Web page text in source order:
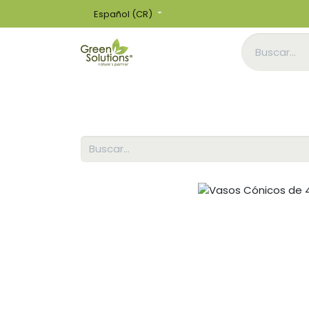
Español (CR)